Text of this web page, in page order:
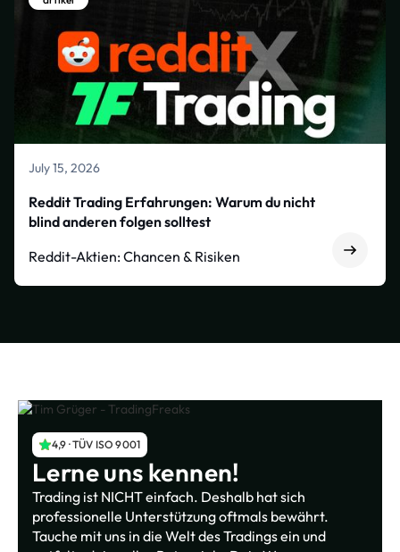
July 15, 2026
Reddit Trading Erfahrungen: Warum du nicht
blind anderen folgen solltest
Reddit-Aktien: Chancen & Risiken
4,9 · TÜV ISO 9001
Lerne uns kennen!
Trading ist NICHT einfach. Deshalb hat sich
professionelle Unterstützung oftmals bewährt.
Tauche mit uns in die Welt des Tradings ein und